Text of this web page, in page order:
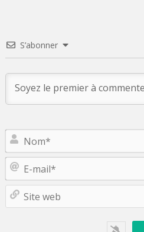
S’abonner